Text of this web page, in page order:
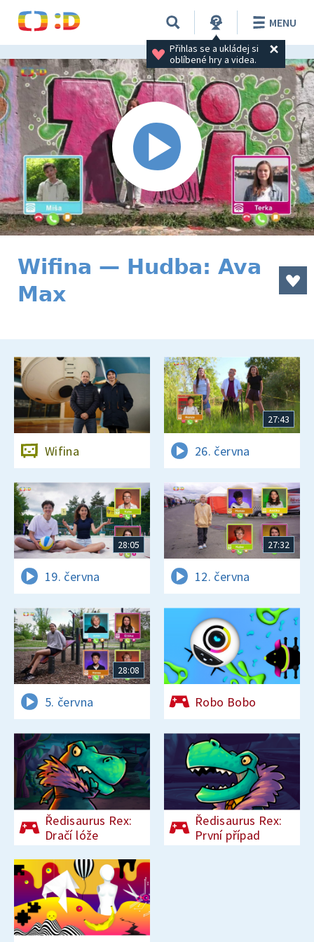
Přihlas se a ukládej si
oblíbené hry a videa.
MENU
Wifina — Hudba: Ava
Max
Wifina
27:43
26. června
28:05
19. června
27:32
12. června
28:08
5. června Robo Bobo
Ředisaurus Rex:
Dračí lóže
Ředisaurus Rex:
První případ